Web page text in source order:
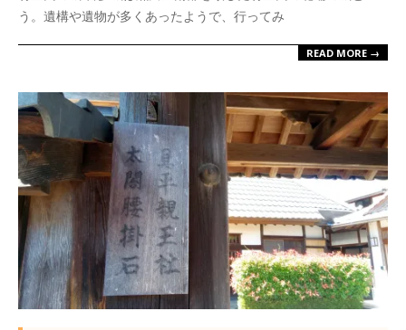
う。遺構や遺物が多くあったようで、行ってみ
READ MORE →